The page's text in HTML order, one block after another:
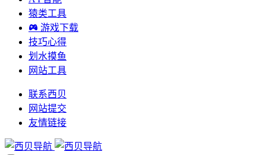
猿类工具
游戏下载
技巧心得
划水摸鱼
网站工具
联系西贝
网站提交
友情链接